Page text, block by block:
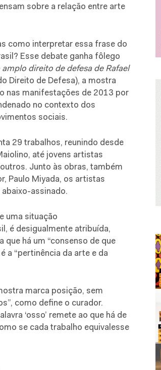
sobre a relação entre arte
como interpretar essa frase do
Esse debate ganha fôlego
direito de defesa de Rafael
Direito de Defesa), a mostra
nas manifestações de 2013 por
no contexto dos
sociais.
29 trabalhos, reunindo desde
até jovens artistas
Junto às obras, também
Paulo Miyada, os artistas
assinado.
uma situação
é desigualmente atribuída,
que há um “consenso de que
a “pertinência da arte e da
marca posição, sem
como define o curador.
‘osso’ remete ao que há de
se cada trabalho equivalesse